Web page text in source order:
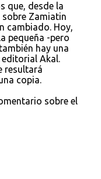
que, desde la
Zamiatin
cambiado. Hoy,
pequeña -pero
hay una
Akal.
resultará
copia.
sobre el